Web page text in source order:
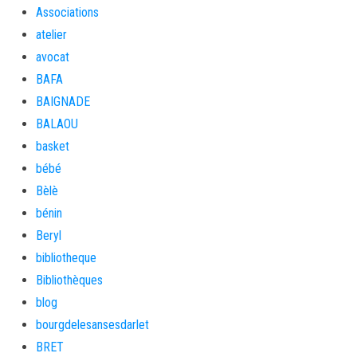
Associations
atelier
avocat
BAFA
BAIGNADE
BALAOU
basket
bébé
Bèlè
bénin
Beryl
bibliotheque
Bibliothèques
blog
bourgdelesansesdarlet
BRET